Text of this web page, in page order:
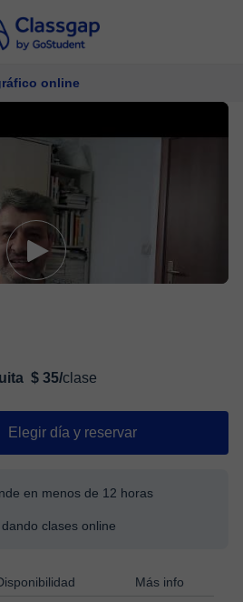
online
$ 35/clase
Elegir día y reservar
en menos de 12 horas
clases online
Más info